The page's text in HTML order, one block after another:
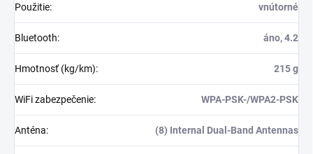
Použitie: vnútorné
Bluetooth: áno, 4.2
Hmotnosť (kg/km): 215 g
WiFi zabezpečenie: WPA-PSK-/WPA2-PSK
Anténa: (8) Internal Dual-Band Antennas